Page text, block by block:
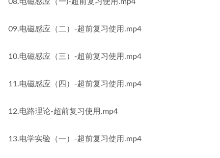
09.电磁感应（二）-超前复习使用.mp4
10.电磁感应（三）-超前复习使用.mp4
11.电磁感应（四）-超前复习使用.mp4
12.电路理论-超前复习使用.mp4
13.电学实验（一）-超前复习使用.mp4